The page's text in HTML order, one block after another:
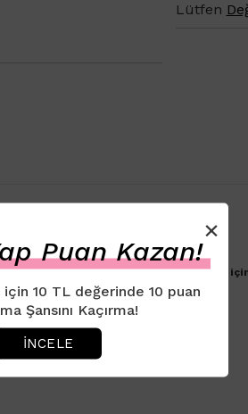
Lütfen
eklenmemiştir. İlk yorumu yapmak
×
Puan Kazan!
10 TL değerinde 10 puan
Şansını Kaçırma!
İNCELE